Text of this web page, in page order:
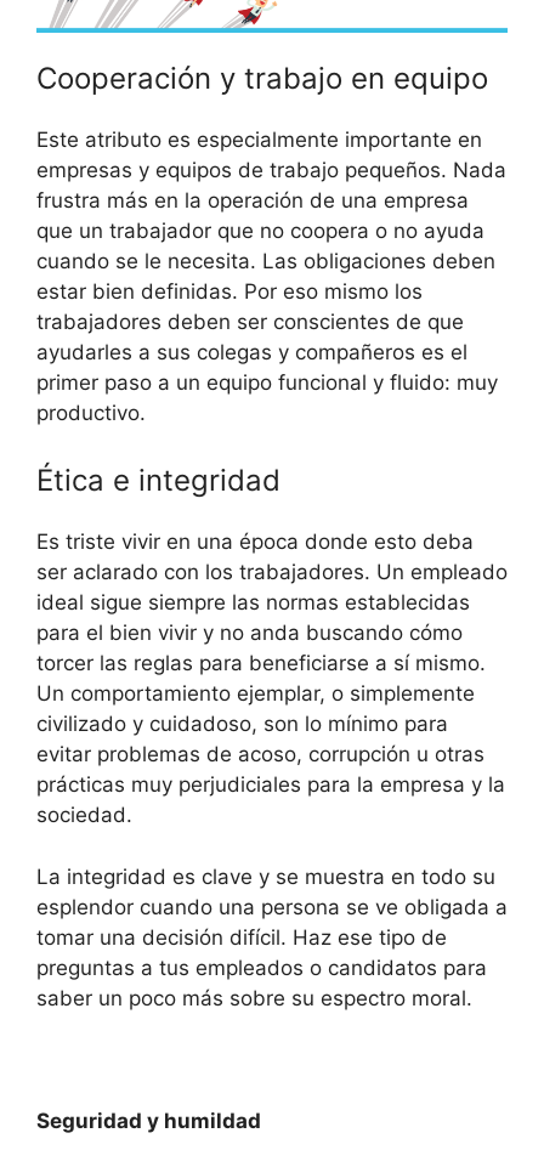
Cooperación y trabajo en equipo
Este atributo es especialmente importante en
empresas y equipos de trabajo pequeños. Nada
frustra más en la operación de una empresa
que un trabajador que no coopera o no ayuda
cuando se le necesita. Las obligaciones deben
estar bien definidas. Por eso mismo los
trabajadores deben ser conscientes de que
ayudarles a sus colegas y compañeros es el
primer paso a un equipo funcional y fluido: muy
productivo.
Ética e integridad
Es triste vivir en una época donde esto deba
ser aclarado con los trabajadores. Un empleado
ideal sigue siempre las normas establecidas
para el bien vivir y no anda buscando cómo
torcer las reglas para beneficiarse a sí mismo.
Un comportamiento ejemplar, o simplemente
civilizado y cuidadoso, son lo mínimo para
evitar problemas de acoso, corrupción u otras
prácticas muy perjudiciales para la empresa y la
sociedad.
La integridad es clave y se muestra en todo su
esplendor cuando una persona se ve obligada a
tomar una decisión difícil. Haz ese tipo de
preguntas a tus empleados o candidatos para
saber un poco más sobre su espectro moral.
Seguridad y humildad